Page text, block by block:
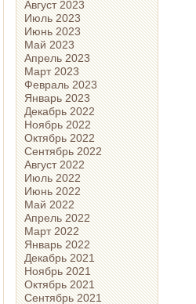
Август 2023
Июль 2023
Июнь 2023
Май 2023
Апрель 2023
Март 2023
Февраль 2023
Январь 2023
Декабрь 2022
Ноябрь 2022
Октябрь 2022
Сентябрь 2022
Август 2022
Июль 2022
Июнь 2022
Май 2022
Апрель 2022
Март 2022
Январь 2022
Декабрь 2021
Ноябрь 2021
Октябрь 2021
Сентябрь 2021